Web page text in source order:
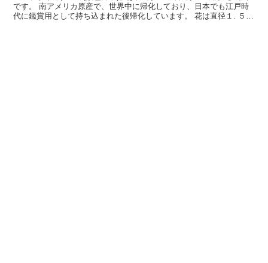
です。 南アメリカ原産で、世界中に帰化しており、日本でも江戸時
代に鑑賞用として持ち込まれた後帰化しています。 花は直径１. ５ｃ